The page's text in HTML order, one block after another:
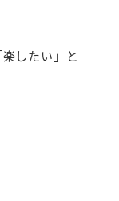
したい」と